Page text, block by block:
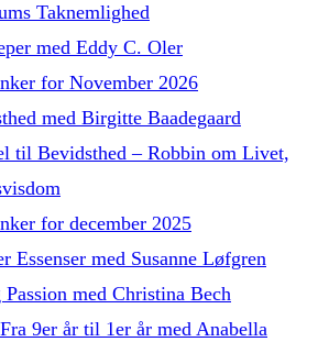
Taknemlighed
med Eddy C. Oler
for November 2026
med Birgitte Baadegaard
til Bevidsthed – Robbin om Livet,
for december 2025
Essenser med Susanne Løfgren
med Christina Bech
9er år til 1er år med Anabella